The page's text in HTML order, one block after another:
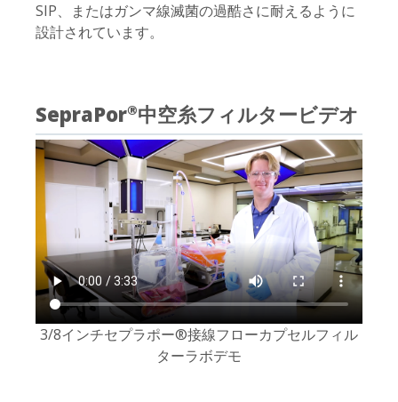
SIP、またはガンマ線滅菌の過酷さに耐えるように
設計されています。
SepraPor®中空糸フィルタービデオ
3/8インチセプラポー®接線フローカプセルフィル
ターラボデモ